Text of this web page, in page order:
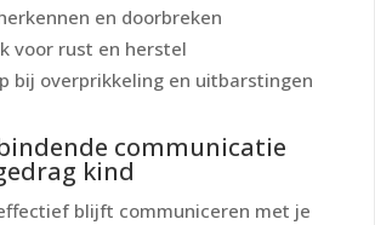
en doorbreken
voor rust en herstel
bij overprikkeling en uitbarstingen
communicatie
kind
blijft communiceren met je